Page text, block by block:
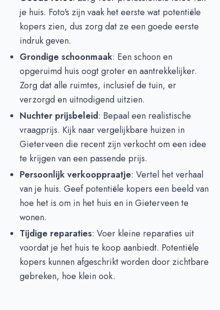
je huis. Foto's zijn vaak het eerste wat potentiële
kopers zien, dus zorg dat ze een goede eerste
indruk geven.
Grondige schoonmaak: Een schoon en
opgeruimd huis oogt groter en aantrekkelijker.
Zorg dat alle ruimtes, inclusief de tuin, er
verzorgd en uitnodigend uitzien.
Nuchter prijsbeleid: Bepaal een realistische
vraagprijs. Kijk naar vergelijkbare huizen in
Gieterveen die recent zijn verkocht om een idee
te krijgen van een passende prijs.
Persoonlijk verkooppraatje: Vertel het verhaal
van je huis. Geef potentiële kopers een beeld van
hoe het is om in het huis en in Gieterveen te
wonen.
Tijdige reparaties: Voer kleine reparaties uit
voordat je het huis te koop aanbiedt. Potentiële
kopers kunnen afgeschrikt worden door zichtbare
gebreken, hoe klein ook.